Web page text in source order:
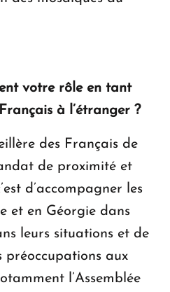
votre rôle en tant
à l’étranger ?
des Français de
de proximité et
d’accompagner les
et en Géorgie dans
leurs situations et de
aux
l’Assemblée